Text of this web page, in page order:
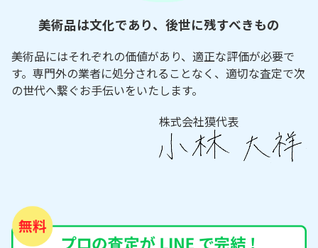
美術品は文化であり、後世に残すべきもの
美術品にはそれぞれの価値があり、適正な評価が必要で
す。専門外の業者に処分されることなく、適切な査定で次
の世代へ繋ぐお手伝いをいたします。
株式会社獏代表